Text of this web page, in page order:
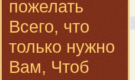
пожелать
Всего, что
только нужно
Вам, Чтоб